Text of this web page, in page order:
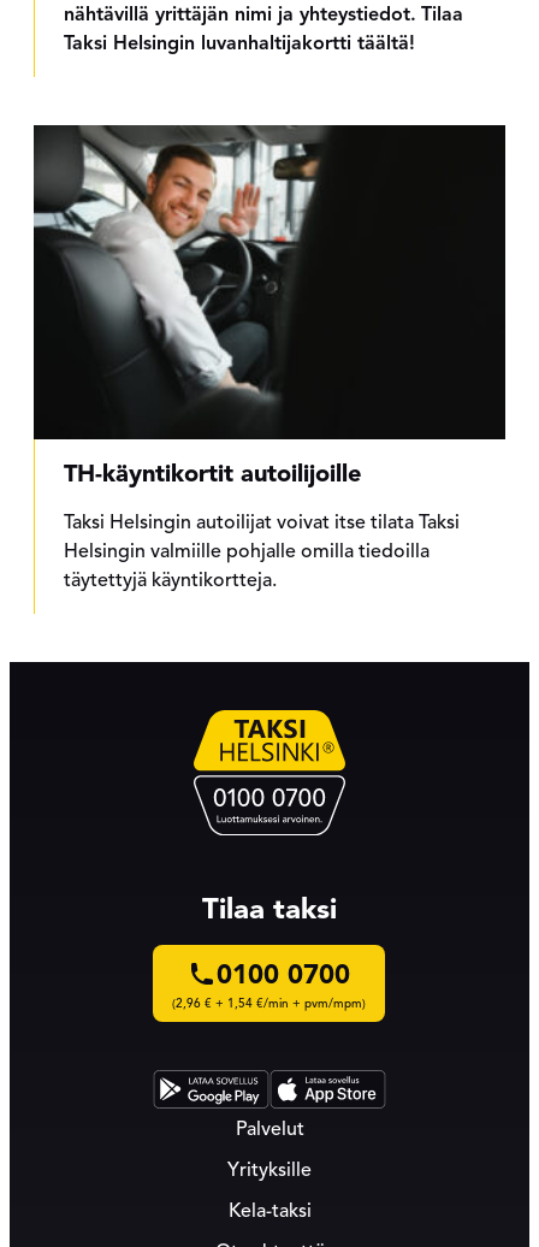
nähtävillä yrittäjän nimi ja yhteystiedot. Tilaa
Taksi Helsingin luvanhaltijakortti täältä!
TH-käyntikortit autoilijoille
Taksi Helsingin autoilijat voivat itse tilata Taksi
Helsingin valmiille pohjalle omilla tiedoilla
täytettyjä käyntikortteja.
Tilaa taksi
0100 0700
(2,96 € + 1,54 €/min + pvm/mpm)
Palvelut
Yrityksille
Kela-taksi